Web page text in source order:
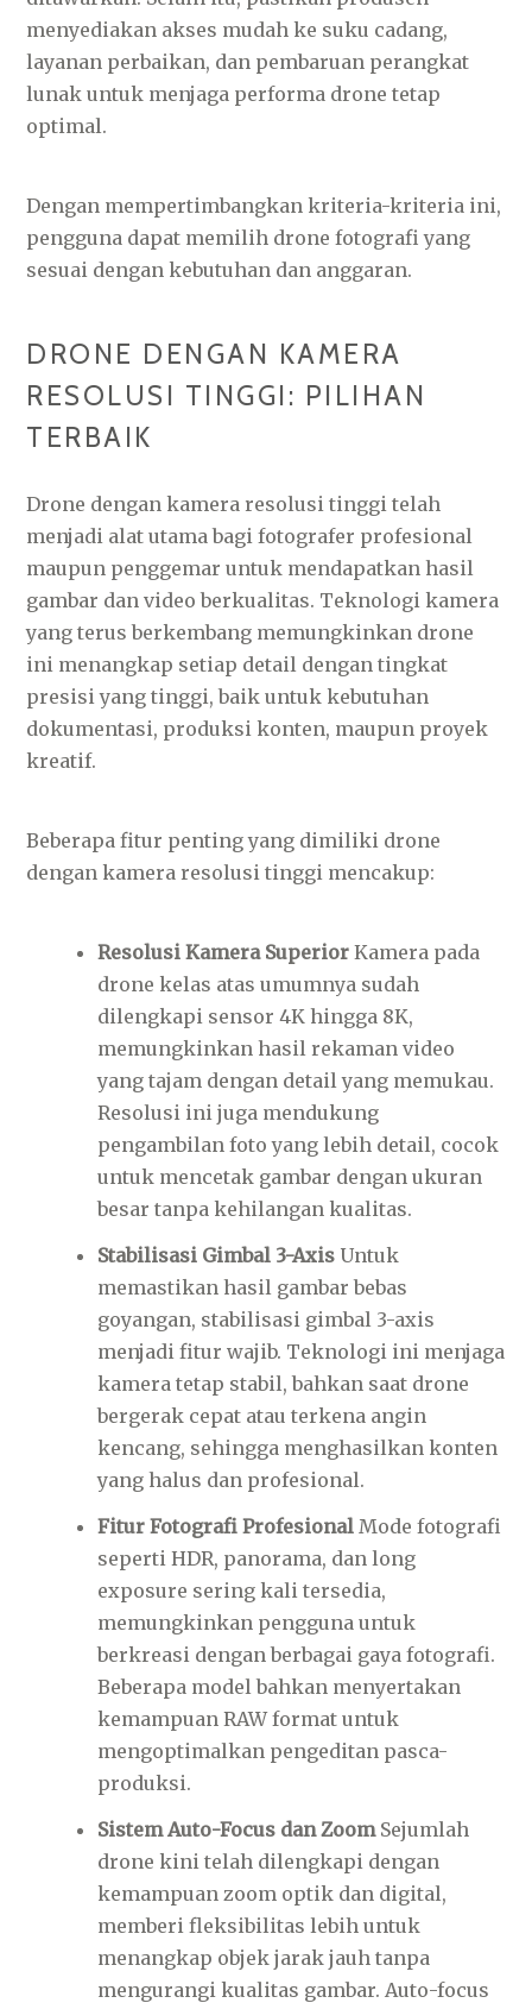
menyediakan akses mudah ke suku cadang,
layanan perbaikan, dan pembaruan perangkat
lunak untuk menjaga performa drone tetap
optimal.
Dengan mempertimbangkan kriteria-kriteria ini,
pengguna dapat memilih drone fotografi yang
sesuai dengan kebutuhan dan anggaran.
DRONE DENGAN KAMERA
RESOLUSI TINGGI: PILIHAN
TERBAIK
Drone dengan kamera resolusi tinggi telah
menjadi alat utama bagi fotografer profesional
maupun penggemar untuk mendapatkan hasil
gambar dan video berkualitas. Teknologi kamera
yang terus berkembang memungkinkan drone
ini menangkap setiap detail dengan tingkat
presisi yang tinggi, baik untuk kebutuhan
dokumentasi, produksi konten, maupun proyek
kreatif.
Beberapa fitur penting yang dimiliki drone
dengan kamera resolusi tinggi mencakup:
Resolusi Kamera Superior Kamera pada
drone kelas atas umumnya sudah
dilengkapi sensor 4K hingga 8K,
memungkinkan hasil rekaman video
yang tajam dengan detail yang memukau.
Resolusi ini juga mendukung
pengambilan foto yang lebih detail, cocok
untuk mencetak gambar dengan ukuran
besar tanpa kehilangan kualitas.
Stabilisasi Gimbal 3-Axis Untuk
memastikan hasil gambar bebas
goyangan, stabilisasi gimbal 3-axis
menjadi fitur wajib. Teknologi ini menjaga
kamera tetap stabil, bahkan saat drone
bergerak cepat atau terkena angin
kencang, sehingga menghasilkan konten
yang halus dan profesional.
Fitur Fotografi Profesional Mode fotografi
seperti HDR, panorama, dan long
exposure sering kali tersedia,
memungkinkan pengguna untuk
berkreasi dengan berbagai gaya fotografi.
Beberapa model bahkan menyertakan
kemampuan RAW format untuk
mengoptimalkan pengeditan pasca-
produksi.
Sistem Auto-Focus dan ZoomSejumlah
drone kini telah dilengkapi dengan
kemampuan zoom optik dan digital,
memberi fleksibilitas lebih untuk
menangkap objek jarak jauh tanpa
mengurangi kualitas gambar. Auto-focus